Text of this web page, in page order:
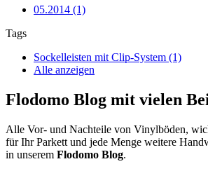
05.2014 (1)
Tags
Sockelleisten mit Clip-System (1)
Alle anzeigen
Flodomo Blog mit vielen
Alle Vor- und Nachteile von Vinylböden,
für Ihr Parkett und jede Menge weitere
in unserem Flodomo Blog.